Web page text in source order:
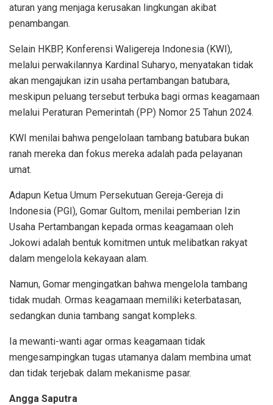
aturan yang menjaga kerusakan lingkungan akibat
penambangan.
Selain HKBP, Konferensi Waligereja Indonesia (KWI),
melalui perwakilannya Kardinal Suharyo, menyatakan tidak
akan mengajukan izin usaha pertambangan batubara,
meskipun peluang tersebut terbuka bagi ormas keagamaan
melalui Peraturan Pemerintah (PP) Nomor 25 Tahun 2024.
KWI menilai bahwa pengelolaan tambang batubara bukan
ranah mereka dan fokus mereka adalah pada pelayanan
umat.
Adapun Ketua Umum Persekutuan Gereja-Gereja di
Indonesia (PGI), Gomar Gultom, menilai pemberian Izin
Usaha Pertambangan kepada ormas keagamaan oleh
Jokowi adalah bentuk komitmen untuk melibatkan rakyat
dalam mengelola kekayaan alam.
Namun, Gomar mengingatkan bahwa mengelola tambang
tidak mudah. Ormas keagamaan memiliki keterbatasan,
sedangkan dunia tambang sangat kompleks.
Ia mewanti-wanti agar ormas keagamaan tidak
mengesampingkan tugas utamanya dalam membina umat
dan tidak terjebak dalam mekanisme pasar.
Angga Saputra